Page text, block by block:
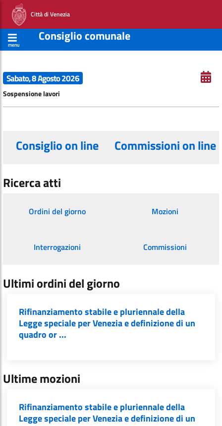
Città di Venezia
menu
Consiglio comunale
Sabato, 8 Agosto 2026
Sospensione lavori
Consiglio on line Commissioni on line
Ricerca atti
Ordini del giorno Mozioni
Interrogazioni Commissioni
Ultimi ordini del giorno
Rifinanziamento stabile e pluriennale della
Legge speciale per Venezia e definizione di un
quadro or ...
Ultime mozioni
Rifinanziamento stabile e pluriennale della
Legge speciale per Venezia e definizione di un